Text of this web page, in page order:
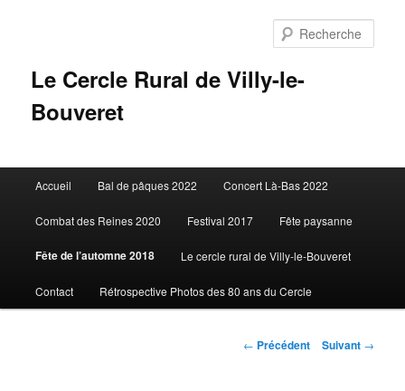
Le Cercle Rural de Villy-le-
Bouveret
principal
Accueil Bal de pâques 2022 Concert Là-Bas 2022
Combat des Reines 2020 Festival 2017 Fête paysanne
Fête de l’automne 2018 Le cercle rural de Villy-le-Bouveret
Contact Rétrospective Photos des 80 ans du Cercle
Navigation
← Précédent Suivant →